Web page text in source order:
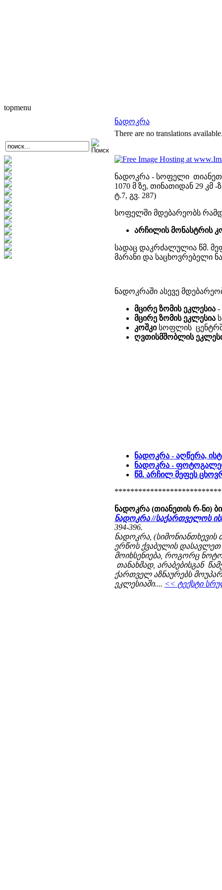
topmenu
ნადოკრა
There are no translations
ნადოკრა - სოფელი
1070 მ ზე, თინათიდან 29 კმ
ტ.7, გვ. 287)
სოფელში მდებარეობს
არჩილის მონასტრის
სადაც დაკრძალულია წმ.
მარანი და საცხოვრებელი
ნადოკრაში ასევე
მცირე ზომის ეკლესია -
მცირე ზომის ეკლესია
კოშკისოფლის
ღვთისმშობლის
ნადოკრა - აღწერა,
ნადოკრა -
წმ. არჩილ მეფეს
ნადოკრა (თიანეთის რ-ნი)
ნადოკრა //საქართველოს
394-396.
ნადოკრა,
ერწოს ქვაბულის
მოიხსენიება, როგორც
თანახმად, არაბებისგან
ქართველ აზნაურებს
ეკლესიაში.... << ტექსტი